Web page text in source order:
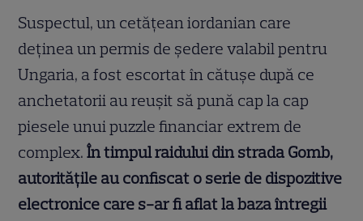
Suspectul, un cetățean iordanian care
deținea un permis de ședere valabil pentru
Ungaria, a fost escortat în cătușe după ce
anchetatorii au reușit să pună cap la cap
piesele unui puzzle financiar extrem de
complex.În timpul raidului din strada Gomb,
autoritățile au confiscat o serie de dispozitive
electronice care s-ar fi aflat la baza întregii